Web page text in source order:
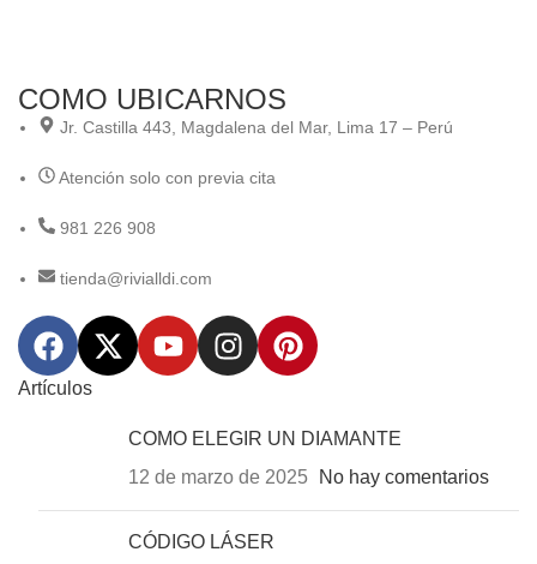
COMO UBICARNOS
Jr. Castilla 443, Magdalena del Mar, Lima 17 – Perú
Atención solo con previa cita
981 226 908
tienda@rivialldi.com
Artículos
COMO ELEGIR UN DIAMANTE
12 de marzo de 2025
No hay comentarios
CÓDIGO LÁSER